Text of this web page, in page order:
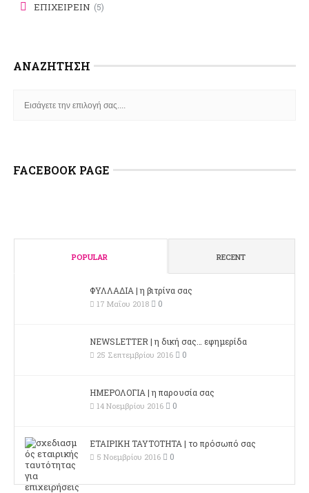
ΕΠΙΧΕΙΡΕΙΝ (5)
ΑΝΑΖΉΤΗΣΗ
FACEBOOK PAGE
POPULAR RECENT
ΦΥΛΛΑΔΙΑ | η βιτρίνα σας
17 Μαΐου 2018 0
NEWSLETTER | η δική σας… εφημερίδα
25 Σεπτεμβρίου 2016 0
ΗΜΕΡΟΛΟΓΙΑ | η παρουσία σας
14 Νοεμβρίου 2016 0
ΕΤΑΙΡΙΚΗ ΤΑΥΤΟΤΗΤΑ | το πρόσωπό σας
5 Νοεμβρίου 2016 0